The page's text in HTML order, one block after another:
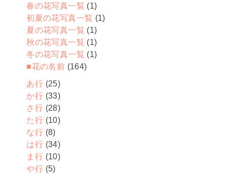
春の花写真一覧 (1)
初夏の花写真一覧 (1)
夏の花写真一覧 (1)
秋の花写真一覧 (1)
冬の花写真一覧 (1)
■花の名前 (164)
あ行 (25)
か行 (33)
さ行 (28)
た行 (10)
な行 (8)
は行 (34)
ま行 (10)
や行 (5)